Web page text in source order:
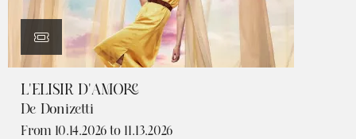
L'ELISIR D'AMORE
De Donizetti
From 10.14.2026 to 11.13.2026